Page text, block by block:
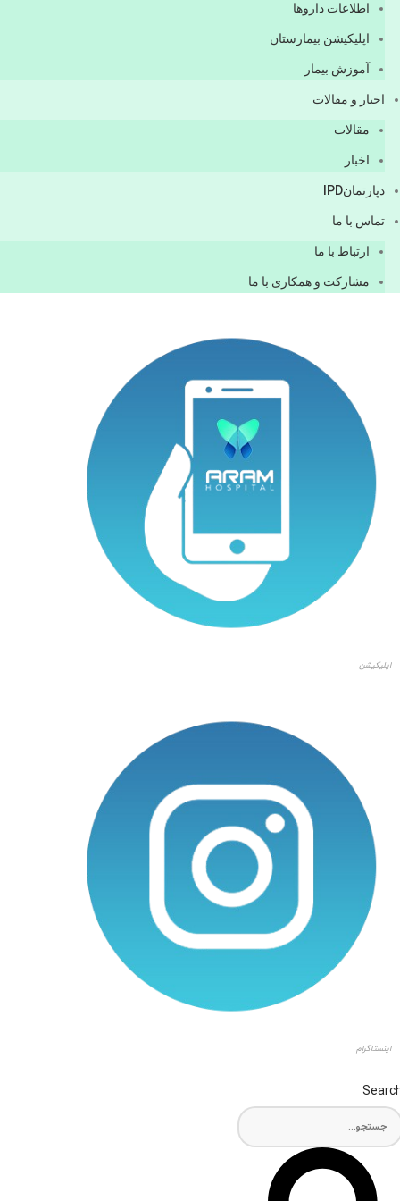
اطلاعات دارو‌ها
اپليكيشن بيمارستان
آموزش بیمار
اخبار و مقالات
مقالات
اخبار
دپارتمانIPD
تماس با ما
ارتباط با ما
مشاركت و همكاری با ما
اپلیکیشن
اینستاگرام